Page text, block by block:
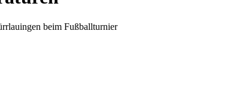
beim Fußballturnier